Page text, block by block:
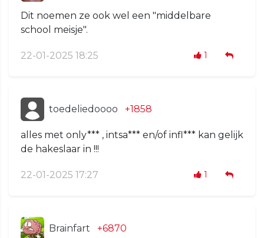
Dit noemen ze ook wel een "middelbare
school meisje".
22-01-2025 18:25 1
toedeliedoooo +1858
alles met only*** , intsa*** en/of infl*** kan gelijk
de hakeslaar in !!!
22-01-2025 17:27 1
Brainfart +6870